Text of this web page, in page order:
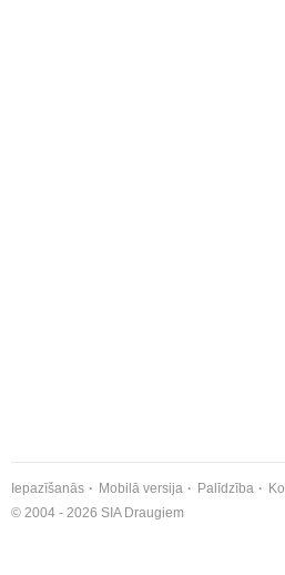
Iepazīšanās Mobilā versija Palīdzība
© 2004 - 2026 SIA Draugiem